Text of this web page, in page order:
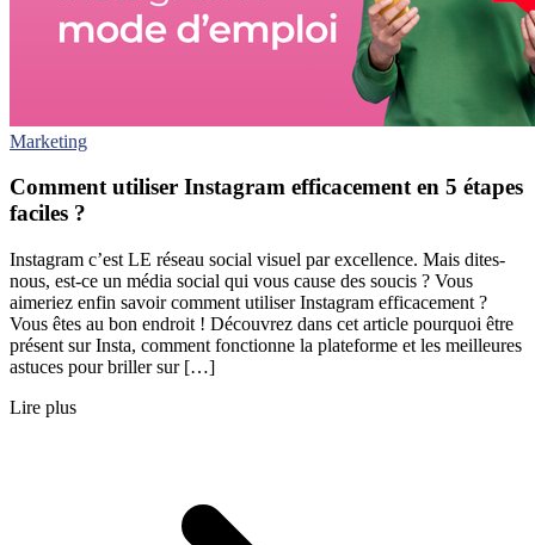
Marketing
Comment utiliser Instagram efficacement en 5 étapes
faciles ?
Instagram c’est LE réseau social visuel par excellence. Mais dites-
nous, est-ce un média social qui vous cause des soucis ? Vous
aimeriez enfin savoir comment utiliser Instagram efficacement ?
Vous êtes au bon endroit ! Découvrez dans cet article pourquoi être
présent sur Insta, comment fonctionne la plateforme et les meilleures
astuces pour briller sur […]
Lire plus